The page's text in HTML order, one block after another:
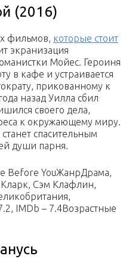
(2016)
фильмов, которые стоит
экранизация
Мойес. Героиня
в кафе и устраивается
прикованному к
назад Уилла сбил
своего дела,
к окружающему миру.
спасительным
души парня.
Before YouЖанрДрама,
Сэм Клафлин,
IMDb – 7.4Возрастные